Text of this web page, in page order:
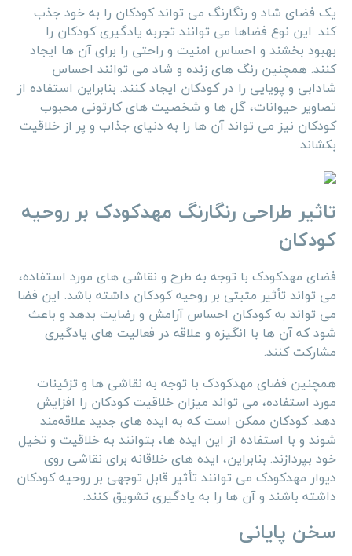
یک فضای شاد و رنگارنگ می‌ تواند کودکان را به خود جذب
کند. این نوع فضاها می ‌توانند تجربه یادگیری کودکان را
بهبود بخشند و احساس امنیت و راحتی را برای آن‌ ها ایجاد
کنند. همچنین رنگ‌ های زنده و شاد می ‌توانند احساس
شادابی و پویایی را در کودکان ایجاد کنند. بنابراین استفاده از
تصاویر حیوانات، گل ‌ها و شخصیت ‌های کارتونی محبوب
کودکان نیز می ‌تواند آن‌ ها را به دنیای جذاب و پر از خلاقیت
بکشاند.
تاثیر طراحی رنگارنگ مهدکودک بر روحیه
کودکان
فضای مهدکودک با توجه به طرح و نقاشی ‌های مورد استفاده،
می‌ تواند تأثیر مثبتی بر روحیه کودکان داشته باشد. این فضا
می‌ تواند به کودکان احساس آرامش و رضایت بدهد و باعث
شود که آن‌ ها با انگیزه و علاقه در فعالیت‌ های یادگیری
مشارکت کنند.
همچنین فضای مهدکودک با توجه به نقاشی‌ ها و تزئینات
مورد استفاده، می ‌تواند میزان خلاقیت کودکان را افزایش
دهد. کودکان ممکن است که به ایده‌ های جدید علاقه‌مند
شوند و با استفاده از این ایده‌ ها، بتوانند به خلاقیت و تخیل
خود بپردازند. بنابراین، ایده‌ های خلاقانه برای نقاشی روی
دیوار مهدکودک می ‌توانند تأثیر قابل توجهی بر روحیه کودکان
داشته باشند و آن‌ ها را به یادگیری تشویق کنند.
سخن پایانی